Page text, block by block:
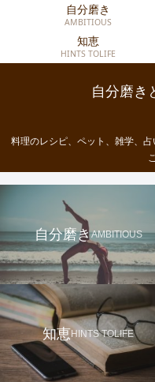
自分磨き
料理のレシピ、ペット、雑学、
自分磨き
AMBITIOUS
知恵
HINTS TOLIFE
自分磨きAMBITIOUS
知恵HINTS TOLIFE